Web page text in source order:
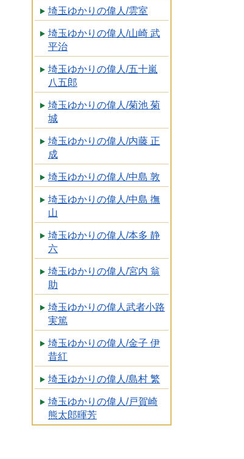
埼玉ゆかりの偉人/雲室
埼玉ゆかりの偉人/山崎 武
平治
埼玉ゆかりの偉人/五十嵐
八五郎
埼玉ゆかりの偉人/菊池 菊
城
埼玉ゆかりの偉人/内藤 正
成
埼玉ゆかりの偉人/中島 敦
埼玉ゆかりの偉人/中島 撫
山
埼玉ゆかりの偉人/本多 静
六
埼玉ゆかりの偉人/宮内 翁
助
埼玉ゆかりの偉人武者小路
実篤
埼玉ゆかりの偉人/金子 伊
昔紅
埼玉ゆかりの偉人/島村 繁
埼玉ゆかりの偉人/戸賀崎
熊太郎暉芳